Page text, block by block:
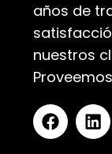
años de
nuestros